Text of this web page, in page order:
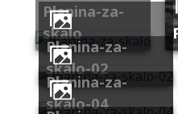
planina-za-
skalo
planina-za-
skalo-02
planina-za-
skalo-04